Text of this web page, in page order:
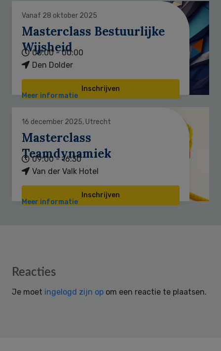
Vanaf 28 oktober 2025
Masterclass Bestuurlijke
Wijsheid
00:00 - 00:00
Den Dolder
Inschrijven
Meer informatie
16 december 2025, Utrecht
Masterclass
Teamdynamiek
09:00 - 16:30
Van der Valk Hotel
Inschrijven
Meer informatie
Reader
Reacties
Je moet ingelogd zijn op om een reactie te plaatsen.